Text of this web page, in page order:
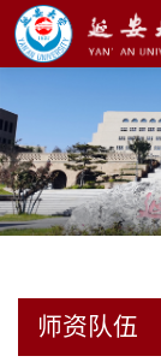
师资队伍